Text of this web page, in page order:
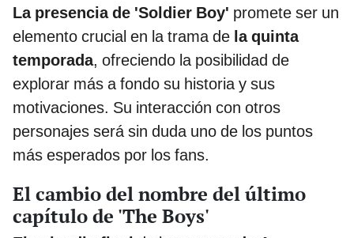
La presencia de 'Soldier Boy' promete ser un
elemento crucial en la trama de la quinta
temporada, ofreciendo la posibilidad de
explorar más a fondo su historia y sus
motivaciones. Su interacción con otros
personajes será sin duda uno de los puntos
más esperados por los fans.
El cambio del nombre del último
capítulo de 'The Boys'